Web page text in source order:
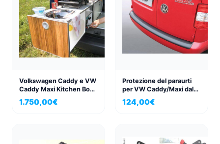
Volkswagen Caddy e VW
Caddy Maxi Kitchen Box
Active
1.750,00€
Protezione del paraurti
per VW Caddy/Maxi dal
2004-2015 con paraurti
verniciato
124,00€